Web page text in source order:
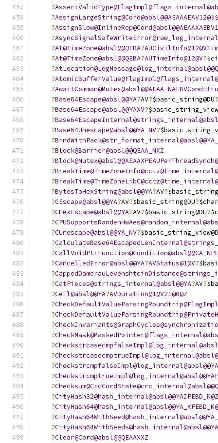
?
?
?
?
?At@TimeZone@absl@@QEBA?
?At@TimeZone@absl@@QEBA?AUTimeInfo@12@V?
?
?
?
?Base64Escape@absl@@YA?AV?$basic_string@DU?
?Base64Escape@absl@@YAXV?
?
?Base64Unescape@absl@@YA_NV?
?
?Block@Barrier@absl@@QEAA_NXZ
?
?
?
?BytesToHexString@absl@@YA?AV?
?CEscape@absl@@YA?AV?$basic_string@DU?
?CHexEscape@absl@@YA?AV?$basic_string@DU?
?
?CUnescape@absl@@YA_NV?
?
?
?CancelledError@absl@@YA?AVStatus@1@V?
?
?CatPieces@strings_internal@absl@@YA?AV?
?Ceil@absl@@YA?AVDuration@1@V21@0@Z
?
?
?
?
?
?
?
?
?
?CityHash32@hash_internal@absl@@YAIPEBD_K@Z
?
?
?
?Clear@Cord@absl@@QEAAXXZ